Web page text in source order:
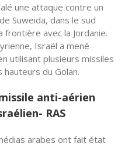
une attaque contre un
Suweida, dans le sud
frontière avec la Jordanie.
Israël a mené
utilisant plusieurs missiles
du Golan.
anti-aérien
RAS
arabes ont fait état